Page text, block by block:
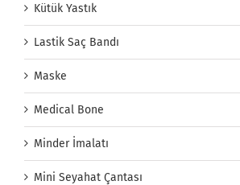
Kütük Yastık
Lastik Saç Bandı
Maske
Medical Bone
Minder İmalatı
Mini Seyahat Çantası